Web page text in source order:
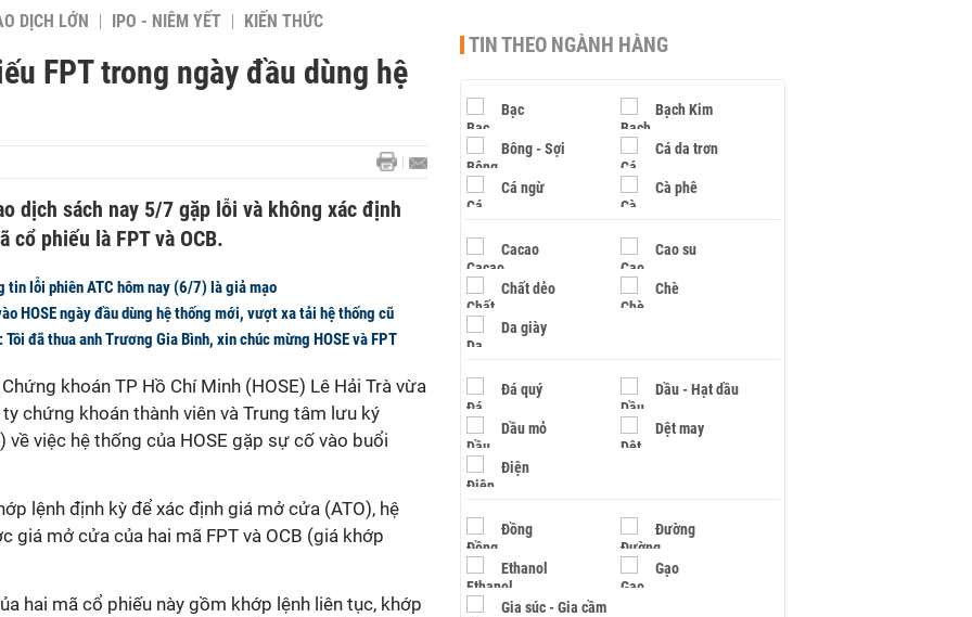
DỊCH LỚN IPO - NIÊM YẾT KIẾN THỨC
FPT trong ngày đầu dùng hệ
dịch sách nay 5/7 gặp lỗi và không xác định
cổ phiếu là FPT và OCB.
tin lỗi phiên ATC hôm nay (6/7) là giả mạo
HOSE ngày đầu dùng hệ thống mới, vượt xa tải hệ thống cũ
Tôi đã thua anh Trương Gia Bình, xin chúc mừng HOSE và FPT
khoán TP Hồ Chí Minh (HOSE) Lê Hải Trà vừa
chứng khoán thành viên và Trung tâm lưu ký
về việc hệ thống của HOSE gặp sự cố vào buổi
lệnh định kỳ để xác định giá mở cửa (ATO), hệ
giá mở cửa của hai mã FPT và OCB (giá khớp
hai mã cổ phiếu này gồm khớp lệnh liên tục, khớp
TIN THEO NGÀNH HÀNG
Bạc Bạch Kim
Bông - Sợi Cá da trơn
Cá ngừ Cà phê
Cacao Cao su
Chất dẻo Chè
Da giày
Đá quý Dầu - Hạt dầu
Dầu mỏ Dệt may
Điện
Đồng Đường
Ethanol Gạo
Gia súc - Gia cầm